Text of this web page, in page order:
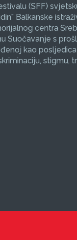
(SFF)
Balkanske
centra
Suočavanje s
kao
stigmu,